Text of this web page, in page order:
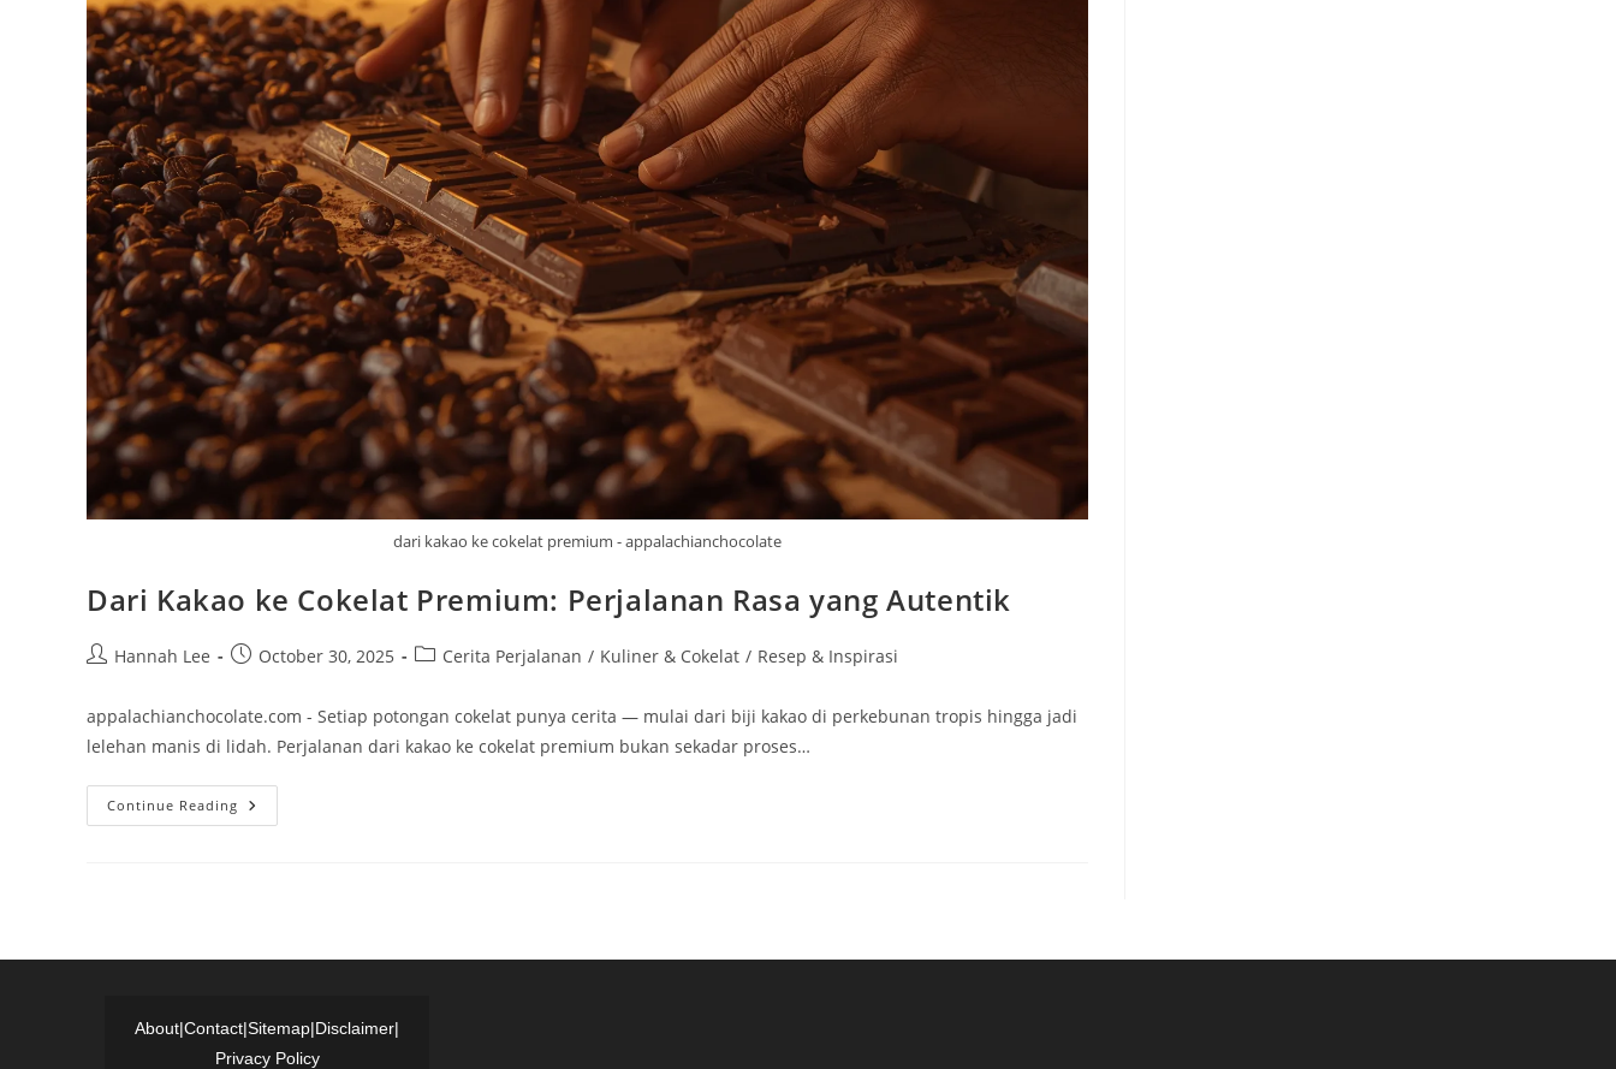
dari kakao ke cokelat premium - appalachianchocolate
Dari Kakao ke Cokelat Premium: Perjalanan Rasa yang Autentik
PostHannah Lee
PostOctober 30, 2025
PostCerita Perjalanan / Kuliner & Cokelat / Resep & Inspirasi
appalachianchocolate.com - Setiap potongan cokelat punya cerita — mulai dari biji kakao di perkebunan tropis hingga jadi
lelehan manis di lidah. Perjalanan dari kakao ke cokelat premium bukan sekadar proses…
Continue Reading Dari
Kakao
About|Contact|Sitemap|Disclaimer|
Privacy Policy